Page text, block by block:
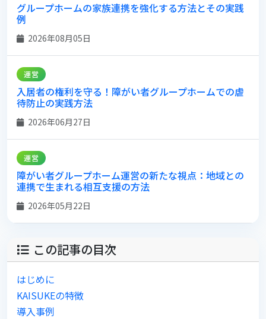
グループホームの家族連携を強化する方法とその実践
例
2026年08月05日
運営
入居者の権利を守る！障がい者グループホームでの虐
待防止の実践方法
2026年06月27日
運営
障がい者グループホーム運営の新たな視点：地域との
連携で生まれる相互支援の方法
2026年05月22日
この記事の目次
はじめに
KAISUKEの特徴
導入事例